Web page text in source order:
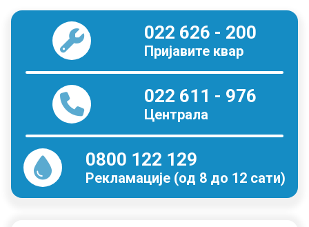
022 626 - 200
Пријавите квар
022 611 - 976
Централа
0800 122 129
Рекламације (од 8 до 12 сати)